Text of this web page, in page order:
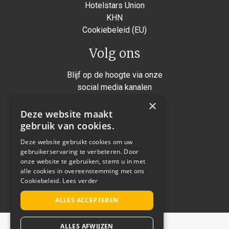
Hotelstars Union
KHN
Cookiebeleid (EU)
Volg ons
Blijf op de hoogte via onze
social media kanalen
Instagram
Facebook
Linkedin
Realisatie: Not a number
×
Deze website maakt
gebruik van cookies.
Deze website gebruikt cookies om uw
gebruikerservaring te verbeteren. Door
onze website te gebruiken, stemt u in met
alle cookies in overeenstemming met ons
Cookiebeleid. Lees verder
ALLES ACCEPTEREN
ALLES AFWIJZEN